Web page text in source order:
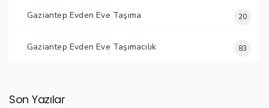
Gaziantep Evden Eve Taşıma 20
Gaziantep Evden Eve Taşımacılık 83
Son Yazılar